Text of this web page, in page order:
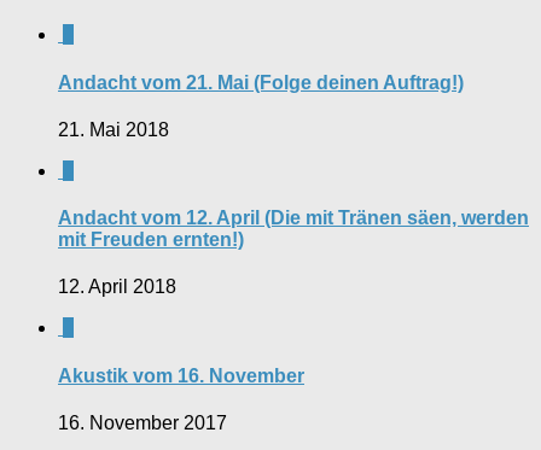
Andacht vom 21. Mai (Folge deinen Auftrag!)
21. Mai 2018
Andacht vom 12. April (Die mit Tränen säen, werden
mit Freuden ernten!)
12. April 2018
Akustik vom 16. November
16. November 2017